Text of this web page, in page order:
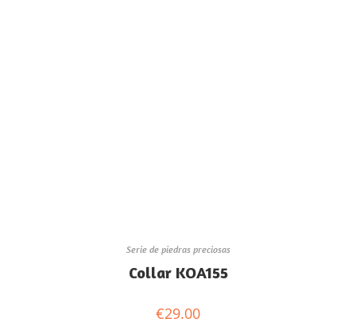
Serie de piedras preciosas
Collar KOA155
€29.00